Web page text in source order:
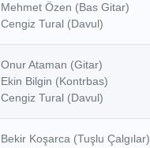
Mehmet Özen (Bas Gitar)
Cengiz Tural (Davul)
Onur Ataman (Gitar)
Ekin Bilgin (Kontrbas)
Cengiz Tural (Davul)
Bekir Koşarca (Tuşlu Çalgılar)